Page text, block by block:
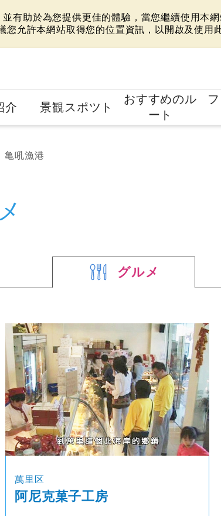
有助於為您提供更佳的體驗，當您繼續使用本
允許本網站取得您的位置資訊，以開啟及使用
介 景観スポツト
おすすめのル
ート
亀吼漁港
グルメ
萬里区
阿尼克菓子工房